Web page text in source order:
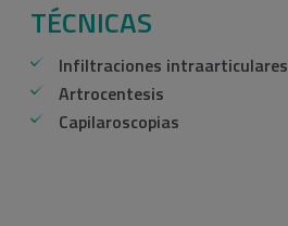
TÉCNICAS
Infiltraciones intraarticulares
Artrocentesis
Capilaroscopias